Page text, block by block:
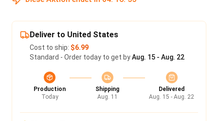
Deliver to United States
Cost to ship: $6.99
Standard - Order today to get byAug. 15 - Aug. 22
Production
Today
Shipping
Aug. 11
Delivered
Aug. 15 - Aug. 22